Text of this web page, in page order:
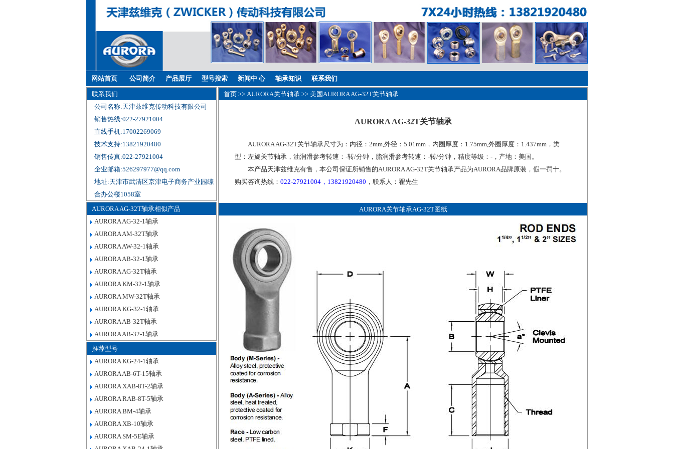
网站首页 公司简介 产品展厅 型号搜索 新闻中 心 轴承知识 联系我们
联系我们
公司名称:天津兹维克传动科技有限公司
销售热线:022-27921004
直线手机:17002269069
技术支持:13821920480
销售传真:022-27921004
企业邮箱:526297977@qq.com
地址:天津市武清区京津电子商务产业园综
合办公楼1058室
AURORA AG-32T轴承相似产品
AURORA AG-32-1轴承
AURORA AM-32T轴承
AURORA AW-32-1轴承
AURORA AB-32-1轴承
AURORA AG-32T轴承
AURORA KM-32-1轴承
AURORA MW-32T轴承
AURORA KG-32-1轴承
AURORA AB-32T轴承
AURORA AB-32-1轴承
推荐型号
AURORA KG-24-1轴承
AURORA AB-6T-15轴承
AURORA XAB-8T-2轴承
AURORA RAB-8T-5轴承
AURORA BM-4轴承
AURORA XB-10轴承
AURORA SM-5E轴承
首页 >> AURORA关节轴承 >> 美国AURORA AG-32T关节轴承
AURORA AG-32T关节轴承
AURORA AG-32T关节轴承尺寸为：内径：2mm,外径：5.01mm，内圈厚度：1.75mm,外圈厚度：1.437mm，类
型：左旋关节轴承，油润滑参考转速：-转/分钟，脂润滑参考转速：-转/分钟，精度等级：-，产地：美国。
本产品天津兹维克有售，本公司保证所销售的AURORA AG-32T关节轴承产品为AURORA品牌原装，假一罚十。
购买咨询热线：022-27921004，13821920480 ，联系人：翟先生
AURORA关节轴承AG-32T图纸